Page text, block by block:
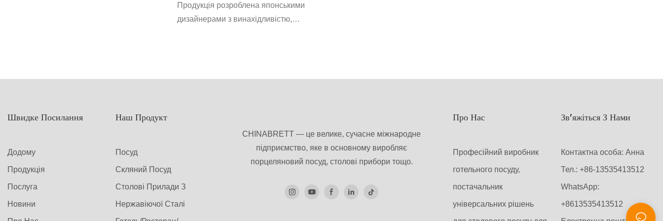
Plate Невже Нанесений Північний
Продукція розроблена японськими
дизайнерами з винахідливістю,
Швидке Посилання
Додому
Продукція
Послуга
Новини
Наш Продукт
Посуд
Скляний Посуд
Столові Прилади З
Нержавіючої Сталі
CHINABRETT — це велике, сучасне міжнародне
підприємство, яке в основному виробляє
порцеляновий посуд, столові прибори тощо.
Про Нас
Професійний виробник
готельного посуду,
постачальник
універсальних рішень
Зв'яжіться З Нами
Контактна особа: Анна
Тел.: +86-13535413512
WhatsApp:
+8613535413512